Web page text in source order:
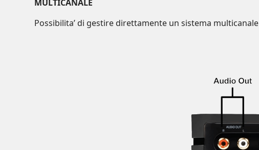
MULTICANALE
Possibilita’ di gestire direttamente un sistema